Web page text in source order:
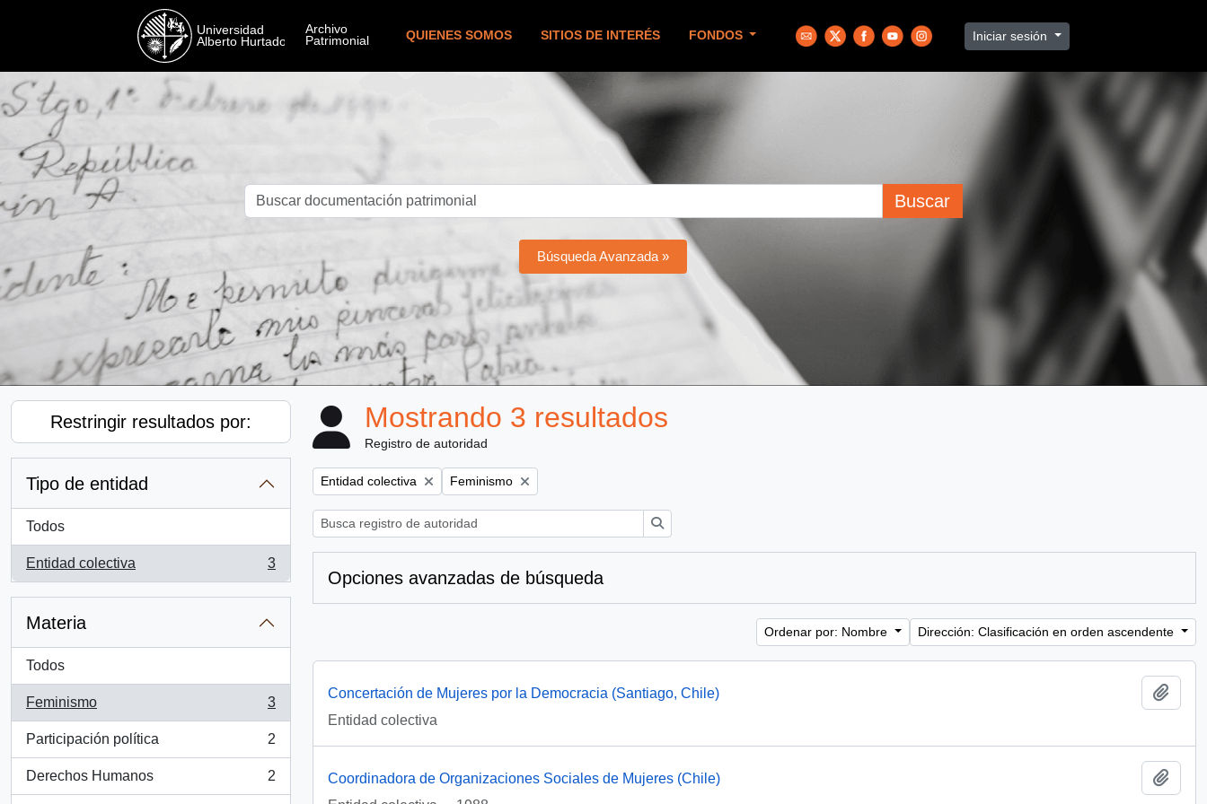
QUIENES SOMOS SITIOS DE INTERÉS FONDOS Iniciar sesión
Buscar
Búsqueda Avanzada »
Restringir resultados por:
Tipo de entidad
Todos
Entidad colectiva
, 3 resultados
3
Materia
Todos
Feminismo
, 3 resultados
3
Participación política
, 2 resultados
2
Derechos Humanos
, 2 resultados
2
Mostrando 3 resultados
Registro de autoridad
Remove filter:
Entidad colectiva Remove filter:
Feminismo
Opciones avanzadas de búsqueda
Ordenar por: Nombre Dirección: Clasificación en orden ascendente
Concertación de Mujeres por la Democracia (Santiago, Chile)
Entidad colectiva
Coordinadora de Organizaciones Sociales de Mujeres (Chile)